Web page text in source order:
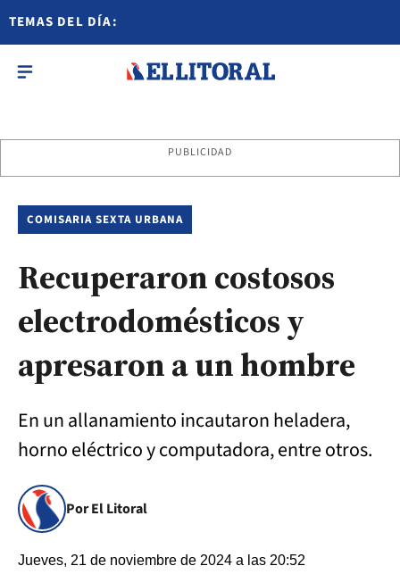
TEMAS DEL DÍA:
PUBLICIDAD
COMISARIA SEXTA URBANA
Recuperaron costosos
electrodomésticos y
apresaron a un hombre
En un allanamiento incautaron heladera,
horno eléctrico y computadora, entre otros.
Por El Litoral
Jueves, 21 de noviembre de 2024 a las 20:52